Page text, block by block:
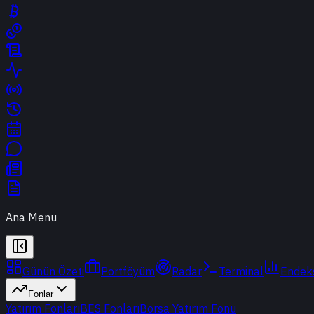
Ana Menu
Günün Özeti Portföyüm Radar Terminal
Fonlar
Yatırım FonlarıBES FonlarıBorsa Yatırım Fonu